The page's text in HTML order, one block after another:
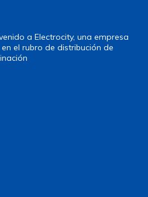
a Electrocity, una empresa
el rubro de distribución de